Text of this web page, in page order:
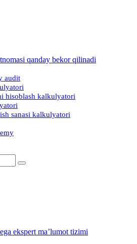
qanday bekor qilinadi
audit
hisoblash kalkulyatori
sanasi kalkulyatori
ekspert ma’lumot tizimi